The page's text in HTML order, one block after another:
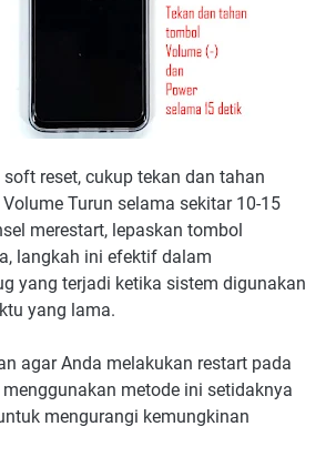
reset, cukup tekan dan tahan
Turun selama sekitar 10-15
merestart, lepaskan tombol
langkah ini efektif dalam
yang terjadi ketika sistem digunakan
yang lama.
agar Anda melakukan restart pada
metode ini setidaknya
mengurangi kemungkinan